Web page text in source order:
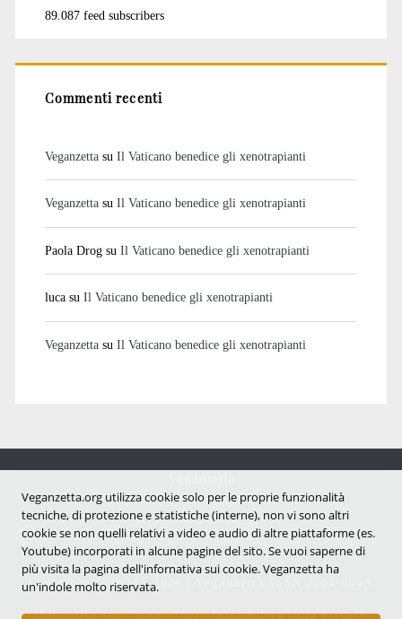
89.087 feed subscribers
Commenti recenti
Veganzettasu Il Vaticano benedice gli xenotrapianti
Veganzettasu Il Vaticano benedice gli xenotrapianti
Paola Drogsu Il Vaticano benedice gli xenotrapianti
lucasu Il Vaticano benedice gli xenotrapianti
Veganzettasu Il Vaticano benedice gli xenotrapianti
Notizie dal mondo vegan e antispecista
Copyright © 2007 - 2026 |
Informativa sui cookie (UE)|Informativa sulla Privacy|
Veganzetta.org utilizza cookie solo per le proprie funzionalità
tecniche, di protezione e statistiche (interne), non vi sono altri
cookie se non quelli relativi a video e audio di altre piattaforme (es.
Youtube) incorporati in alcune pagine del sito. Se vuoi saperne di
più visita la pagina dell'infornativa sui cookie. Veganzetta ha
un'indole molto riservata.